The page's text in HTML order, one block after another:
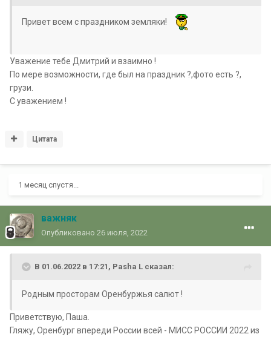
Привет всем с праздником земляки!
Уважение тебе Дмитрий и взаимно !
По мере возможности, где был на праздник ?,фото есть ?,
грузи.
С уважением !
Цитата
1 месяц спустя...
важняк
Опубликовано 26 июля, 2022
В 01.06.2022 в 17:21, Pasha L сказал:
Родным просторам Оренбуржья салют !
Приветствую, Паша.
Гляжу, Оренбург впереди России всей - МИСС РОССИИ 2022 из